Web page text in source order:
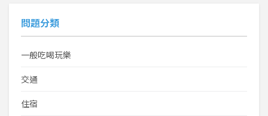
問題分類
一般吃喝玩樂
交通
住宿